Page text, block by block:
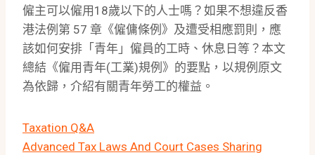
僱主可以僱用18歲以下的人士嗎？如果不想違反香
港法例第 57 章《僱傭條例》及遭受相應罰則，應
該如何安排「青年」僱員的工時、休息日等？本文
總結《僱用青年(工業)規例》的要點，以規例原文
為依歸，介紹有關青年勞工的權益。
Taxation Q&A
Advanced Tax Laws And Court Cases Sharing